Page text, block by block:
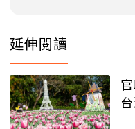
延伸閱讀